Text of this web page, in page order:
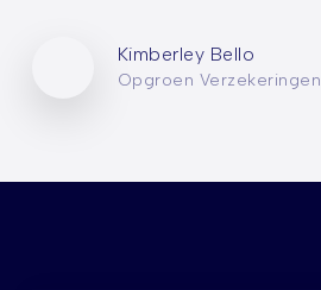
Kimberley Bello
Opgroen Verzekeringen